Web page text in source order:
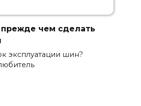
прежде чем сделать
эксплуатации шин?